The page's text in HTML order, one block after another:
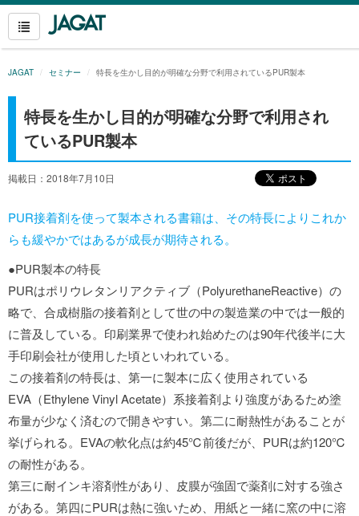
JAGAT セミナー 特長を生かし目的が明確な分野で利用されているPUR製本
特長を生かし目的が明確な分野で利用され
ているPUR製本
掲載日：2018年7月10日
PUR接着剤を使って製本される書籍は、その特長によりこれか
らも緩やかではあるが成長が期待される。
●PUR製本の特長
PURはポリウレタンリアクティブ（PolyurethaneReactive）の
略で、合成樹脂の接着剤として世の中の製造業の中では一般的
に普及している。印刷業界で使われ始めたのは90年代後半に大
手印刷会社が使用した頃といわれている。
この接着剤の特長は、第一に製本に広く使用されている
EVA（Ethylene Vinyl Acetate）系接着剤より強度があるため塗
布量が少なく済むので開きやすい。第二に耐熱性があることが
挙げられる。EVAの軟化点は約45℃前後だが、PURは約120℃
の耐性がある。
第三に耐インキ溶剤性があり、皮膜が強固で薬剤に対する強さ
がある。第四にPURは熱に強いため、用紙と一緒に窯の中に溶